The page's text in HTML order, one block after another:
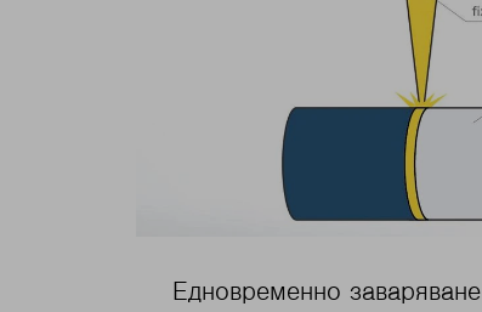
Едновременно заваряване